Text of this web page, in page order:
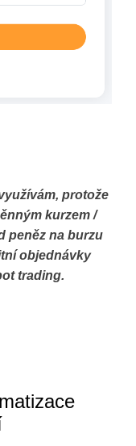
protože
kurzem /
peněz na burzu
objednávky
trading.